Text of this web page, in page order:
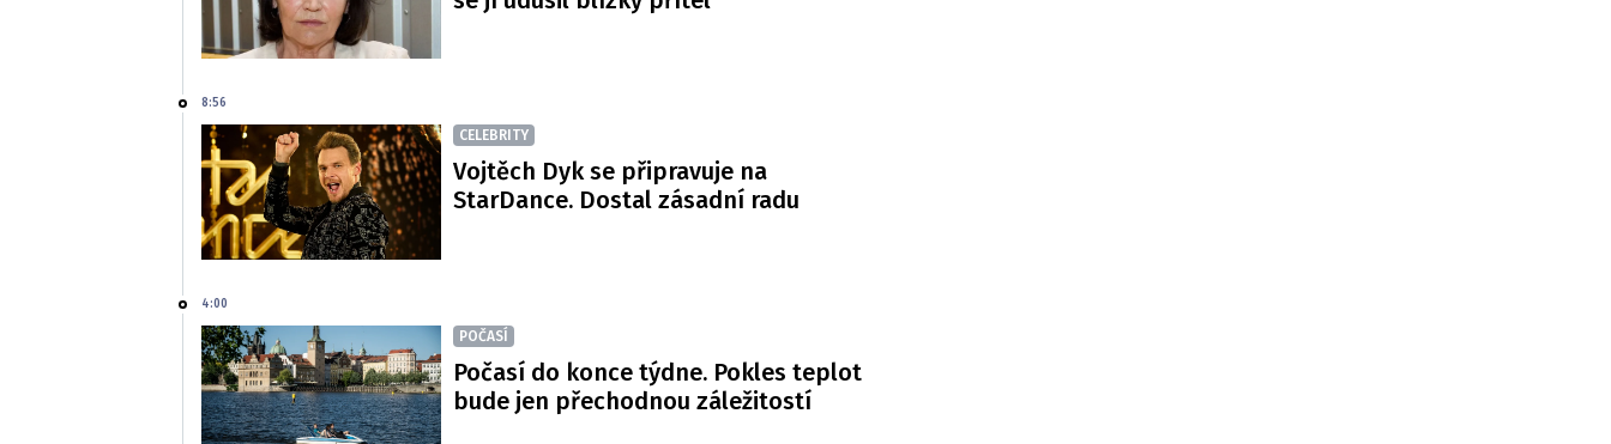
8:56
CELEBRITY
Vojtěch Dyk se připravuje na
StarDance. Dostal zásadní radu
4:00
POČASÍ
Počasí do konce týdne. Pokles teplot
bude jen přechodnou záležitostí